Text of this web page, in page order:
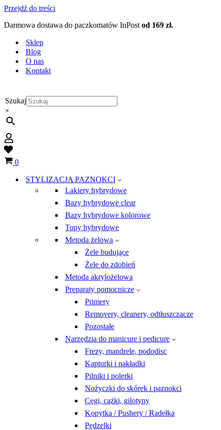
Przejdź do treści
Darmowa dostawa do paczkomatów InPost od 169 zł.
Sklep
Blog
O nas
Kontakt
Szukaj
×
Wish
listKoszyk
0
STYLIZACJA PAZNOKCI
Lakiery hybrydowe
Bazy hybrydowe clear
Bazy hybrydowe kolorowe
Topy hybrydowe
Metoda żelowa
Żele budujące
Żele do zdobień
Metoda akrylożelowa
Preparaty pomocnicze
Primery
Removery, cleanery, odtłuszczacze
Pozostałe
Narzędzia do manicure i pedicure
Frezy, mandrele, pododisc
Kapturki i nakładki
Pilniki i polerki
Nożyczki do skórek i paznokci
Cęgi, cążki, gilotyny
Kopytka / Pushery / Radełka
Pędzelki